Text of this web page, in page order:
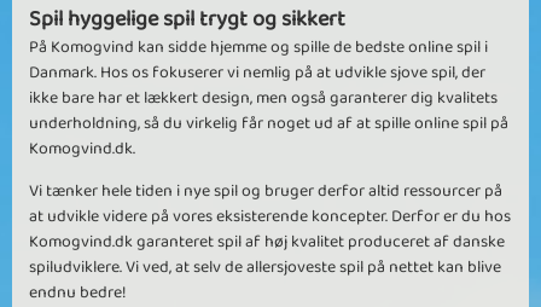
Spil hyggelige spil trygt og sikkert
På Komogvind kan sidde hjemme og spille de bedste online spil i
Danmark. Hos os fokuserer vi nemlig på at udvikle sjove spil, der
ikke bare har et lækkert design, men også garanterer dig kvalitets
underholdning, så du virkelig får noget ud af at spille online spil på
Komogvind.dk.
Vi tænker hele tiden i nye spil og bruger derfor altid ressourcer på
at udvikle videre på vores eksisterende koncepter. Derfor er du hos
Komogvind.dk garanteret spil af høj kvalitet produceret af danske
spiludviklere. Vi ved, at selv de allersjoveste spil på nettet kan blive
endnu bedre!